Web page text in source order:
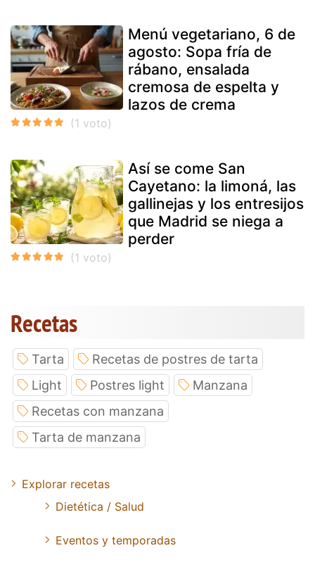
Menú vegetariano, 6 de
agosto: Sopa fría de
rábano, ensalada
cremosa de espelta y
lazos de crema
Así se come San
Cayetano: la limoná, las
gallinejas y los entresijos
que Madrid se niega a
perder
Recetas
Tarta
Recetas de postres de tarta
Light
Postres light
Manzana
Recetas con manzana
Tarta de manzana
Explorar recetas
Dietética / Salud
Eventos y temporadas